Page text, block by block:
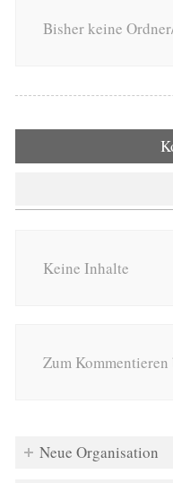
Bisher keine
Keine Inhalte
Zum
Neue Organisation